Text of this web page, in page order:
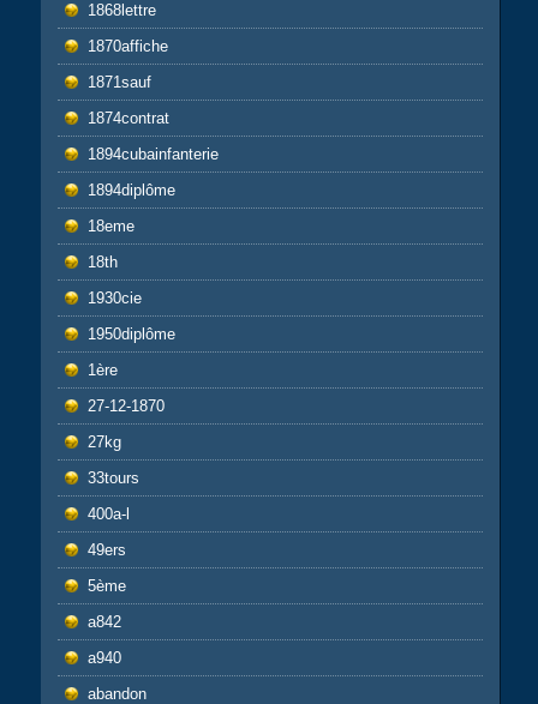
1868lettre
1870affiche
1871sauf
1874contrat
1894cubainfanterie
1894diplôme
18eme
18th
1930cie
1950diplôme
1ère
27-12-1870
27kg
33tours
400a-l
49ers
5ème
a842
a940
abandon